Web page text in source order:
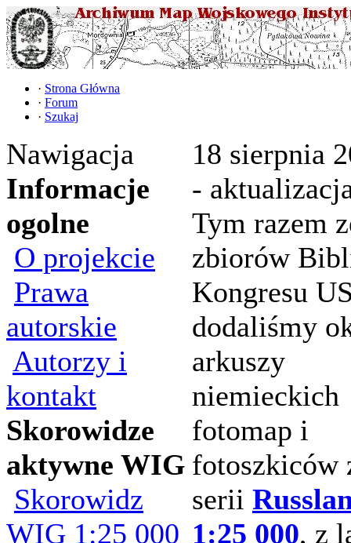
· Strona Główna
· Forum
· Szukaj
Nawigacja
Informacje
ogolne
O projekcie
Prawa
autorskie
Autorzy i
kontakt
Skorowidze
aktywne WIG
Skorowidz
WIG 1:25 000
18 sierpnia
-
Tym razem
zbiorów
Kongresu
dodaliśmy
arkuszy
niemieckich
fotomap i
fotoszkiców
serii
1:25 000, z